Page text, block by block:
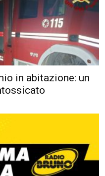
in abitazione: un